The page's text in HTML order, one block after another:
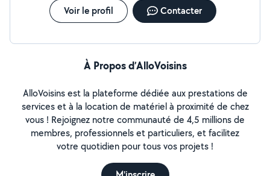
Voir le profil Contacter
À Propos d’AlloVoisins
AlloVoisins est la plateforme dédiée aux prestations de
services et à la location de matériel à proximité de chez
vous ! Rejoignez notre communauté de 4,5 millions de
membres, professionnels et particuliers, et facilitez
votre quotidien pour tous vos projets !